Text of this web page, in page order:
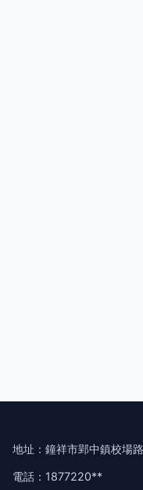
地址：鐘祥市郢中鎮校場
電話：1877220**